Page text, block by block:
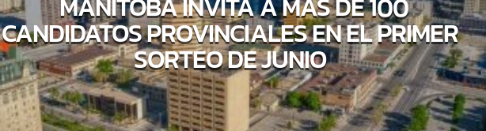
CANDIDATOS PROVINCIALES EN EL PRIMER
SORTEO DE JUNIO